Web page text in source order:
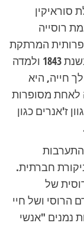
סוראיקין
רוסייה
המרתקת
והמשובחת. סווטיצקי נולדה במוסקבה בשנת 1843 ולמדה
חייה, היא
לאחת מסופרות
ז'אנרים כגון
התערבות
חברתית.
של
הרוסי ושל חיי
נמנים "אנשי